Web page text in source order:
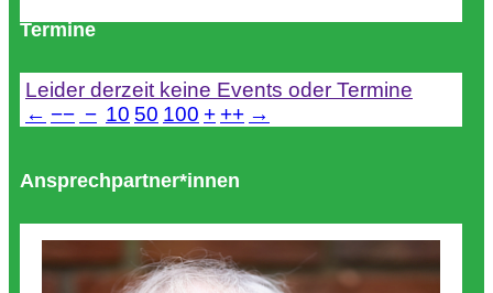
Termine
Leider derzeit keine Events oder Termine
← −− − 10 50 100 + ++ →
Ansprechpartner*innen